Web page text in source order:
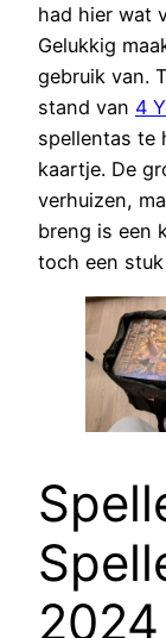
had hier wat
Gelukkig
gebruik van.
stand van 4
spellentas te
kaartje. De
verhuizen,
breng is een
toch een
2024